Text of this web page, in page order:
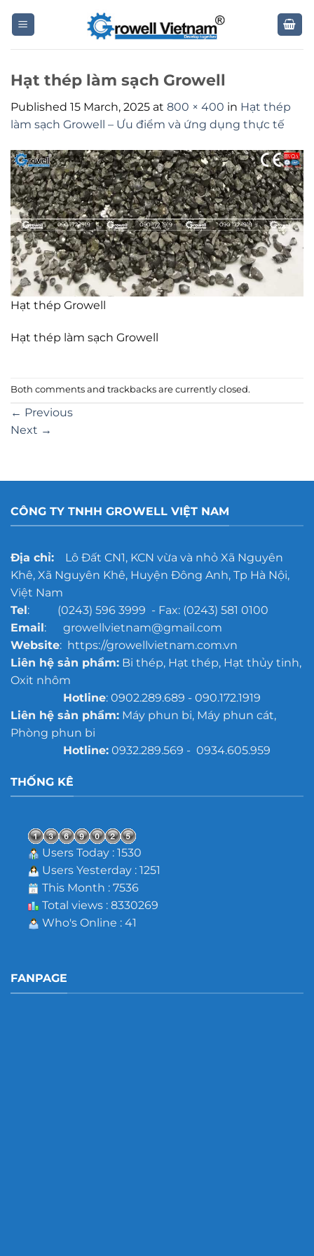
Hạt thép làm sạch Growell
Published 15 March, 2025 at 800 × 400 in Hạt thép
làm sạch Growell – Ưu điểm và ứng dụng thực tế
Hạt thép Growell
Hạt thép làm sạch Growell
Both comments and trackbacks are currently closed.
← Previous
Next →
CÔNG TY TNHH GROWELL VIỆT NAM
Địa chỉ:Lô Đất CN1, KCN vừa và nhỏ Xã Nguyên
Khê, Xã Nguyên Khê, Huyện Đông Anh, Tp Hà Nội,
Việt Nam
Tel: (0243) 596 3999 - Fax: (0243) 581 0100
Email: growellvietnam@gmail.com
Website: https://growellvietnam.com.vn
Liên hệ sản phẩm:Bi thép, Hạt thép, Hạt thủy tinh,
Oxit nhôm
Hotline: 0902.289.689 - 090.172.1919
Liên hệ sản phẩm:Máy phun bi, Máy phun cát,
Phòng phun bi
Hotline:0932.289.569 - 0934.605.959
THỐNG KÊ
Users Today : 1530
Users Yesterday : 1251
This Month : 7536
Total views : 8330269
Who's Online : 41
FANPAGE